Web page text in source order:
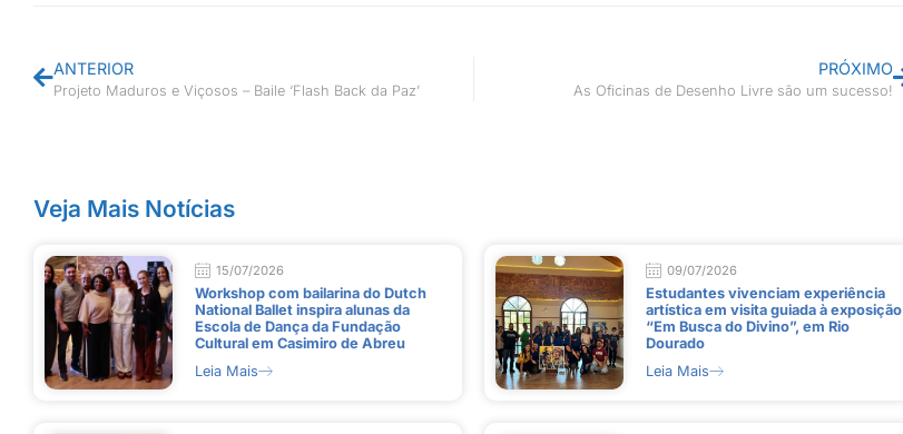
ANTERIOR
Projeto Maduros e Viçosos – Baile ‘Flash Back da Paz’
PRÓXIMO
As Oficinas de Desenho Livre são um sucesso!
Veja Mais Notícias
15/07/2026
Workshop com bailarina do Dutch
National Ballet inspira alunas da
Escola de Dança da Fundação
Cultural em Casimiro de Abreu
Leia Mais
09/07/2026
Estudantes vivenciam experiência
artística em visita guiada à exposição
“Em Busca do Divino”, em Rio
Dourado
Leia Mais